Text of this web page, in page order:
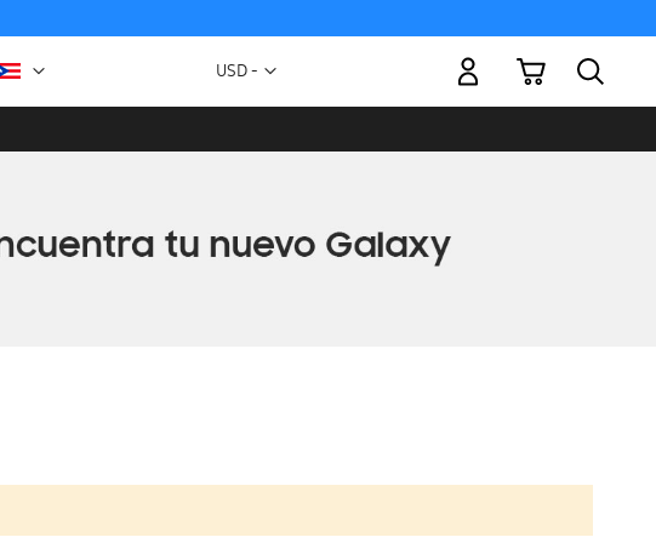
Moneda
USD -
Mi carrito